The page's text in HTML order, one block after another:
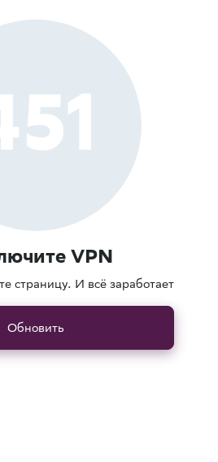
VPN
страницу. И всё заработает
Обновить